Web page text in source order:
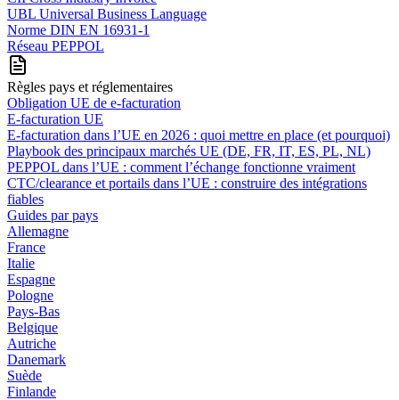
UBL Universal Business Language
Norme DIN EN 16931-1
Réseau PEPPOL
Règles pays et réglementaires
Obligation UE de e-facturation
E-facturation UE
E‑facturation dans l’UE en 2026 : quoi mettre en place (et pourquoi)
Playbook des principaux marchés UE (DE, FR, IT, ES, PL, NL)
PEPPOL dans l’UE : comment l’échange fonctionne vraiment
CTC/clearance et portails dans l’UE : construire des intégrations
fiables
Guides par pays
Allemagne
France
Italie
Espagne
Pologne
Pays-Bas
Belgique
Autriche
Danemark
Suède
Finlande